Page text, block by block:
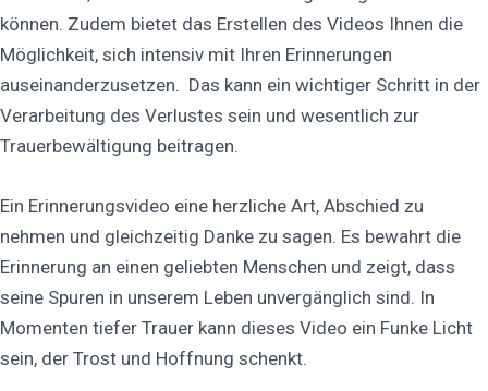
können. Zudem bietet das Erstellen des Videos Ihnen die
Möglichkeit, sich intensiv mit Ihren Erinnerungen
auseinanderzusetzen. Das kann ein wichtiger Schritt in der
Verarbeitung des Verlustes sein und wesentlich zur
Trauerbewältigung beitragen.
Ein Erinnerungsvideo eine herzliche Art, Abschied zu
nehmen und gleichzeitig Danke zu sagen. Es bewahrt die
Erinnerung an einen geliebten Menschen und zeigt, dass
seine Spuren in unserem Leben unvergänglich sind. In
Momenten tiefer Trauer kann dieses Video ein Funke Licht
sein, der Trost und Hoffnung schenkt.